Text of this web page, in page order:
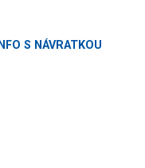
S NÁVRATKOU